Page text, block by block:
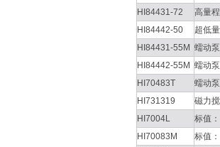
HI84431-72
高量
HI84442-50
超低
HI84431-55M 蠕动
HI84442-55M 蠕动
HI70483T
蠕动
HI731319
磁力
HI7004L
标值
HI70083M
标值